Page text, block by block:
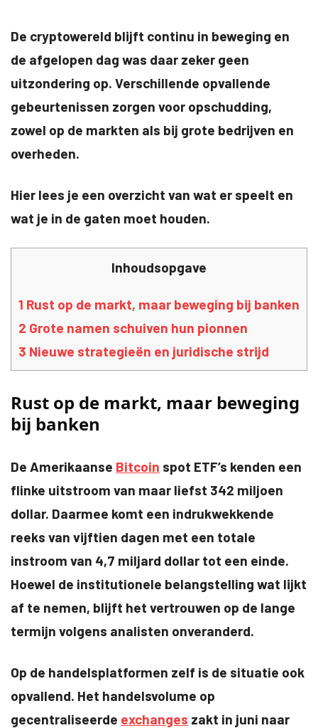
De cryptowereld blijft continu in beweging en
de afgelopen dag was daar zeker geen
uitzondering op. Verschillende opvallende
gebeurtenissen zorgen voor opschudding,
zowel op de markten als bij grote bedrijven en
overheden.
Hier lees je een overzicht van wat er speelt en
wat je in de gaten moet houden.
Inhoudsopgave
1 Rust op de markt, maar beweging bij banken
2 Grote namen schuiven hun pionnen
3 Nieuwe strategieën en juridische strijd
Rust op de markt, maar beweging
bij banken
De Amerikaanse Bitcoin spot ETF’s kenden een
flinke uitstroom van maar liefst 342 miljoen
dollar. Daarmee komt een indrukwekkende
reeks van vijftien dagen met een totale
instroom van 4,7 miljard dollar tot een einde.
Hoewel de institutionele belangstelling wat lijkt
af te nemen, blijft het vertrouwen op de lange
termijn volgens analisten onveranderd.
Op de handelsplatformen zelf is de situatie ook
opvallend. Het handelsvolume op
gecentraliseerde exchanges zakt in juni naar